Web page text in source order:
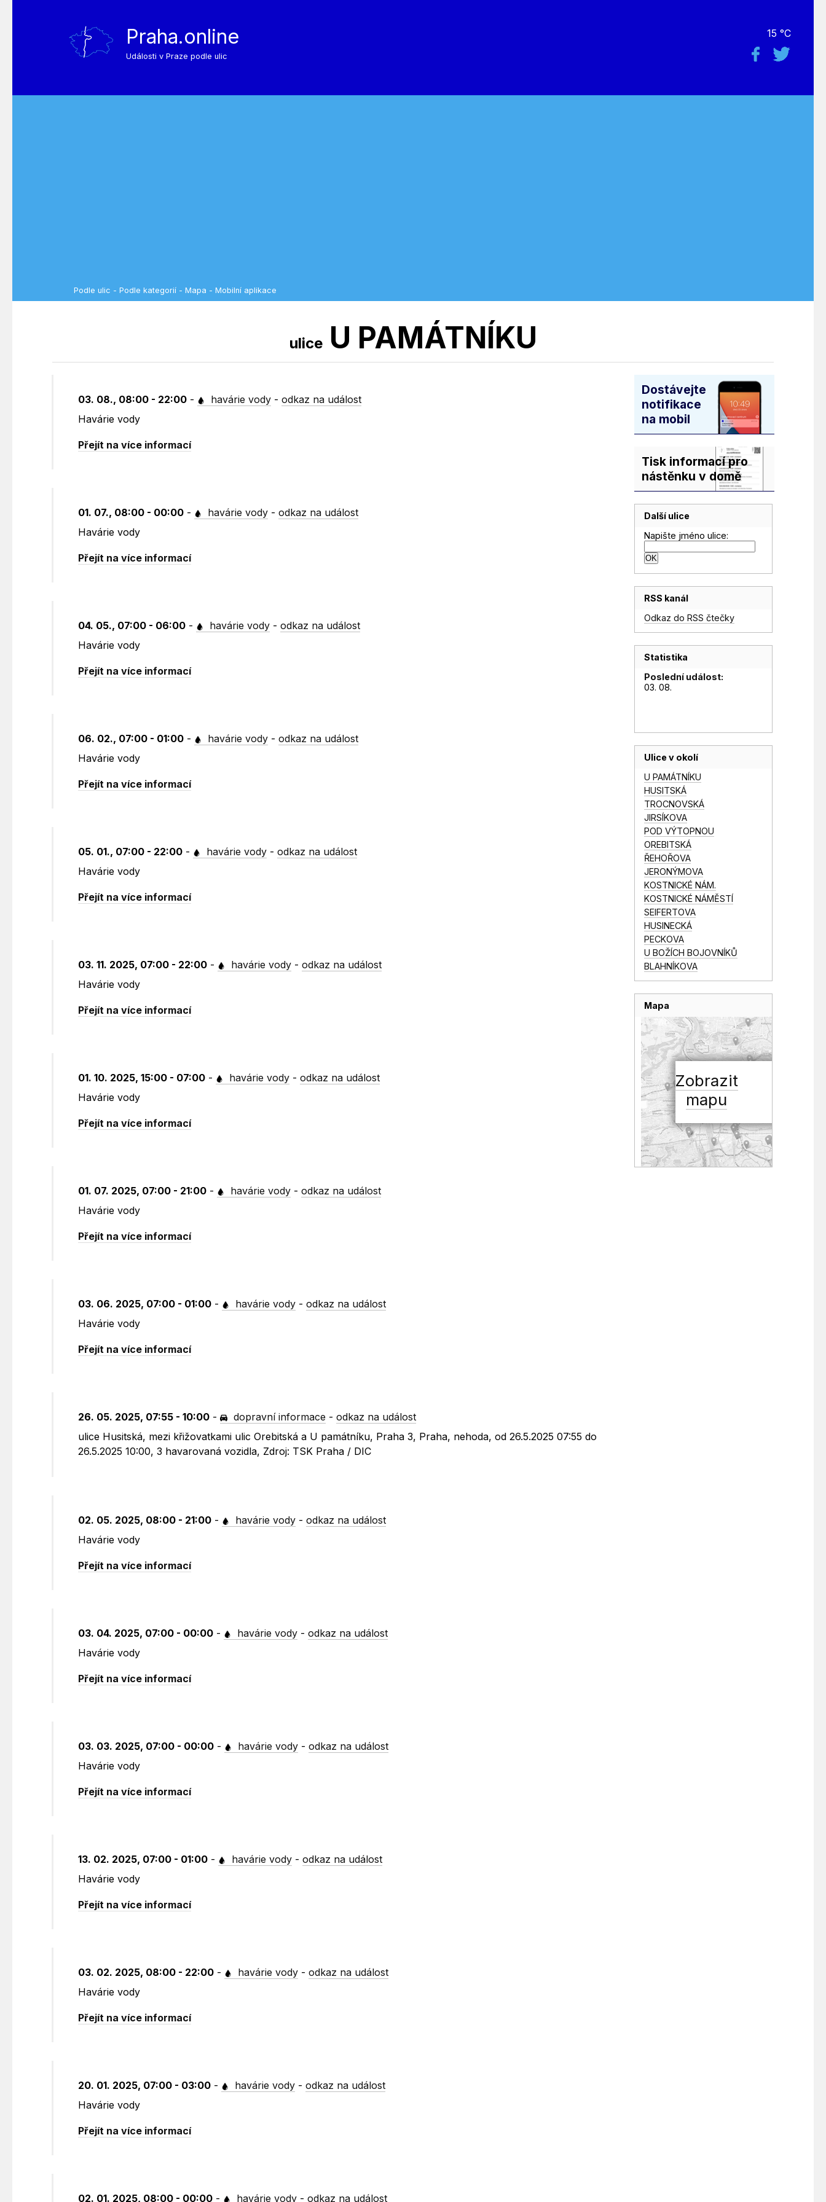
Praha.online
Události v Praze podle ulic
15 °C
Podle ulic - Podle kategorií - Mapa - Mobilní aplikace
uliceU PAMÁTNÍKU
03. 08., 08:00 - 22:00 - havárie vody -odkaz na událost
Havárie vody
Přejít na více informací
01. 07., 08:00 - 00:00 - havárie vody -odkaz na událost
Havárie vody
Přejít na více informací
04. 05., 07:00 - 06:00 - havárie vody -odkaz na událost
Havárie vody
Přejít na více informací
06. 02., 07:00 - 01:00 - havárie vody -odkaz na událost
Havárie vody
Přejít na více informací
05. 01., 07:00 - 22:00 - havárie vody -odkaz na událost
Havárie vody
Přejít na více informací
03. 11. 2025, 07:00 - 22:00 - havárie vody -odkaz na událost
Havárie vody
Přejít na více informací
01. 10. 2025, 15:00 - 07:00 - havárie vody -odkaz na událost
Havárie vody
Přejít na více informací
01. 07. 2025, 07:00 - 21:00 - havárie vody -odkaz na událost
Havárie vody
Přejít na více informací
03. 06. 2025, 07:00 - 01:00 - havárie vody -odkaz na událost
Havárie vody
Přejít na více informací
26. 05. 2025, 07:55 - 10:00 - dopravní informace -odkaz na událost
ulice Husitská, mezi křižovatkami ulic Orebitská a U památníku, Praha 3, Praha, nehoda, od 26.5.2025 07:55 do
26.5.2025 10:00, 3 havarovaná vozidla, Zdroj: TSK Praha / DIC
02. 05. 2025, 08:00 - 21:00 - havárie vody -odkaz na událost
Havárie vody
Přejít na více informací
03. 04. 2025, 07:00 - 00:00 - havárie vody -odkaz na událost
Havárie vody
Přejít na více informací
03. 03. 2025, 07:00 - 00:00 - havárie vody -odkaz na událost
Havárie vody
Přejít na více informací
13. 02. 2025, 07:00 - 01:00 - havárie vody -odkaz na událost
Havárie vody
Přejít na více informací
03. 02. 2025, 08:00 - 22:00 - havárie vody -odkaz na událost
Havárie vody
Přejít na více informací
20. 01. 2025, 07:00 - 03:00 - havárie vody -odkaz na událost
Havárie vody
Přejít na více informací
02. 01. 2025, 08:00 - 00:00 - havárie vody -odkaz na událost
Dostávejte
notifikace
na mobil
Tisk informací pro
nástěnku v domě
Další ulice
Napište jméno ulice:
RSS kanál
Odkaz do RSS čtečky
Statistika
Poslední událost:
03. 08.
Ulice v okolí
U PAMÁTNÍKU
HUSITSKÁ
TROCNOVSKÁ
JIRSÍKOVA
POD VÝTOPNOU
OREBITSKÁ
ŘEHOŘOVA
JERONÝMOVA
KOSTNICKÉ NÁM.
KOSTNICKÉ NÁMĚSTÍ
SEIFERTOVA
HUSINECKÁ
PECKOVA
U BOŽÍCH BOJOVNÍKŮ
BLAHNÍKOVA
Mapa
Zobrazit
mapu